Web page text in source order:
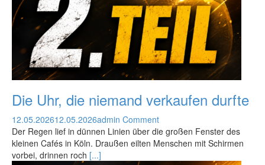
Die Uhr, die niemand verkaufen durfte
12.05.202612.05.2026admin Comment
Der Regen lief in dünnen Linien über die großen Fenster des
kleinen Cafés in Köln. Draußen eilten Menschen mit Schirmen
vorbei, drinnen roch [...]